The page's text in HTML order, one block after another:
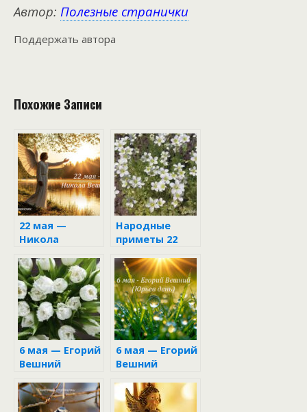
Автор: Полезные странички
Поддержать автора
Похожие Записи
22 мая —
Никола
можно и
нельзя делать
в этот день
Народные
приметы 22
Вешнего
6 мая — Егорий
Вешний
6 мая — Егорий
Вешний
народном
календаре